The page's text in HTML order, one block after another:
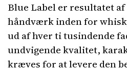
Blue Label er resultatet
håndværk inden for
ud af hver ti tusindende
undvigende kvalitet,
kræves for at levere den